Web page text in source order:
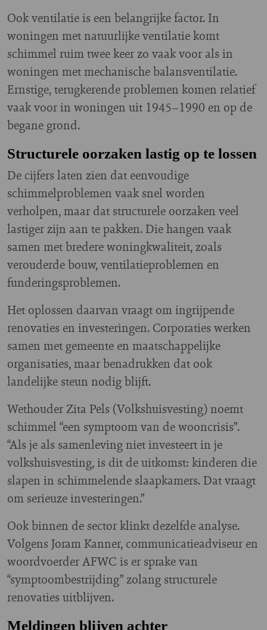
Ook ventilatie is een belangrijke factor. In
woningen met natuurlijke ventilatie komt
schimmel ruim twee keer zo vaak voor als in
woningen met mechanische balansventilatie.
Ernstige, terugkerende problemen komen relatief
vaak voor in woningen uit 1945–1990 en op de
begane grond.
Structurele oorzaken lastig op te lossen
De cijfers laten zien dat eenvoudige
schimmelproblemen vaak snel worden
verholpen, maar dat structurele oorzaken veel
lastiger zijn aan te pakken. Die hangen vaak
samen met bredere woningkwaliteit, zoals
verouderde bouw, ventilatieproblemen en
funderingsproblemen.
Het oplossen daarvan vraagt om ingrijpende
renovaties en investeringen. Corporaties werken
samen met gemeente en maatschappelijke
organisaties, maar benadrukken dat ook
landelijke steun nodig blijft.
Wethouder Zita Pels (Volkshuisvesting) noemt
schimmel “een symptoom van de wooncrisis”.
“Als je als samenleving niet investeert in je
volkshuisvesting, is dit de uitkomst: kinderen die
slapen in schimmelende slaapkamers. Dat vraagt
om serieuze investeringen.”
Ook binnen de sector klinkt dezelfde analyse.
Volgens Joram Kanner, communicatieadviseur en
woordvoerder AFWC is er sprake van
“symptoombestrijding” zolang structurele
renovaties uitblijven.
Meldingen blijven achter